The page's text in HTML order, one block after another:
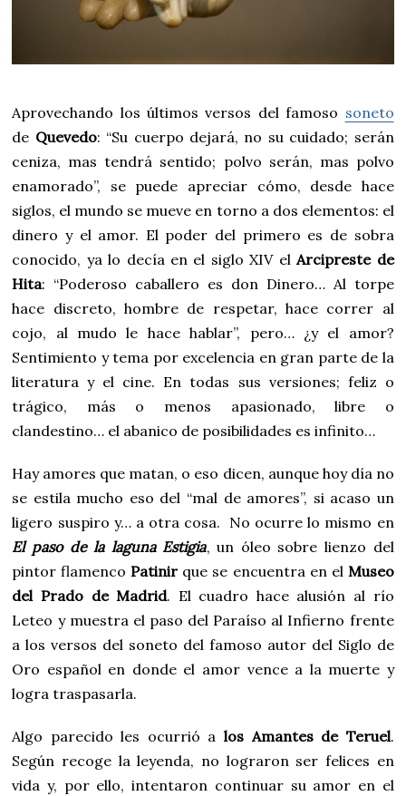
Aprovechando los últimos versos del famoso soneto
de Quevedo: “Su cuerpo dejará, no su cuidado; serán
ceniza, mas tendrá sentido; polvo serán, mas polvo
enamorado”, se puede apreciar cómo, desde hace
siglos, el mundo se mueve en torno a dos elementos: el
dinero y el amor. El poder del primero es de sobra
conocido, ya lo decía en el siglo XIV elArcipreste de
Hita: “Poderoso caballero es don Dinero… Al torpe
hace discreto, hombre de respetar, hace correr al
cojo, al mudo le hace hablar”, pero… ¿y el amor?
Sentimiento y tema por excelencia en gran parte de la
literatura y el cine. En todas sus versiones; feliz o
trágico, más o menos apasionado, libre o
clandestino… el abanico de posibilidades es infinito…
Hay amores que matan, o eso dicen, aunque hoy día no
se estila mucho eso del “mal de amores”, si acaso un
ligero suspiro y… a otra cosa. No ocurre lo mismo en
El paso de la laguna Estigia, un óleo sobre lienzo del
pintor flamenco Patinir que se encuentra en el Museo
del Prado de Madrid. El cuadro hace alusión al río
Leteo y muestra el paso del Paraíso al Infierno frente
a los versos del soneto del famoso autor del Siglo de
Oro español en donde el amor vence a la muerte y
logra traspasarla.
Algo parecido les ocurrió alos Amantes de Teruel.
Según recoge la leyenda, no lograron ser felices en
vida y, por ello, intentaron continuar su amor en el